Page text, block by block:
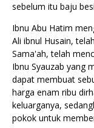
sebelum itu baju
Ibnu Abu Hatim
Ali ibnul Husain,
Sama'ah, telah
Ibnu Syauzab yang
dapat membuat
harga enam ribu
keluarganya,
pokok untuk